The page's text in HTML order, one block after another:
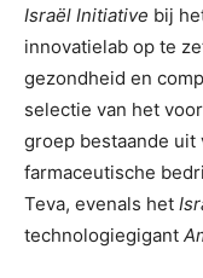
Israël Initiative bij
innovatielab op te
gezondheid en
selectie van het
groep bestaande
farmaceutische
Teva, evenals het
technologiegigant